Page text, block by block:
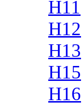
H11
H12
H13
H15
H16